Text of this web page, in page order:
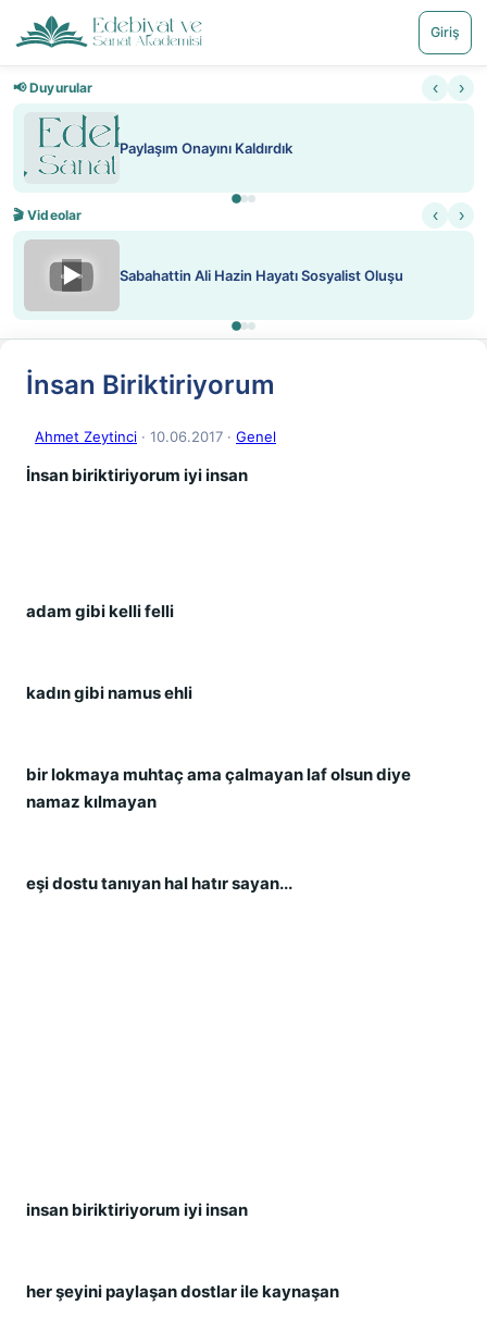
Giriş
📢 Duyurular ‹ ›
Onayını Kaldırdık
🎬 Videolar ‹ ›
Ali Hazin Hayatı Sosyalist Oluşu ▶
İnsan Biriktiriyorum
Ahmet Zeytinci · 10.06.2017 · Genel
İnsan biriktiriyorum iyi insan
adam gibi kelli felli
kadın gibi namus ehli
bir lokmaya muhtaç ama çalmayan laf olsun diye
namaz kılmayan
eşi dostu tanıyan hal hatır sayan...
insan biriktiriyorum iyi insan
her şeyini paylaşan dostlar ile kaynaşan